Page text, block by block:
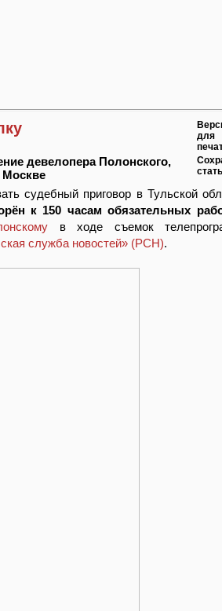
девелопера Полонского,
Москве
для
судебный приговор в Тульской
к 150 часам обязательных
в ходе съемок
служба новостей» (РСН).